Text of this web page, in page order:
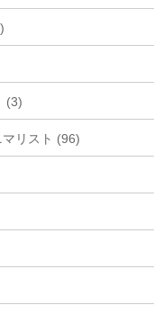
(3)
リスト (96)